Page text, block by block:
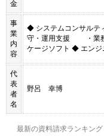
金
事
業
内
容
◆ システムコンサルテ
守・運用支援 ・業
ケージソフト ◆ エンジ
代
表
者
名
野呂 幸博
最新の資料請求ランキング